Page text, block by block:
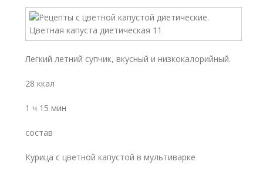
Легкий летний супчик, вкусный и низкокалорийный.
28 ккал
1 ч 15 мин
состав
Курица с цветной капустой в мультиварке